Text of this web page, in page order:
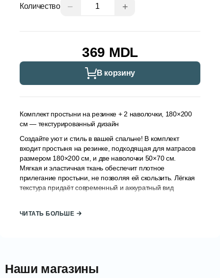
Количество − +
369 MDL
В корзину
Комплект простыни на резинке + 2 наволочки, 180×200
см — текстурированный дизайн
Создайте уют и стиль в вашей спальне! В комплект
входит простыня на резинке, подходящая для матрасов
размером 180×200 см, и две наволочки 50×70 см.
Мягкая и эластичная ткань обеспечит плотное
прилегание простыни, не позволяя ей скользить. Лёгкая
текстура придаёт современный и аккуратный вид
Характеристики:
Размер наволочек: 50×70 см
ЧИТАТЬ БОЛЬШЕ
Наши магазины